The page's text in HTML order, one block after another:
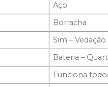
Aço
Borracha
Sim –
Bateria –
Funciona